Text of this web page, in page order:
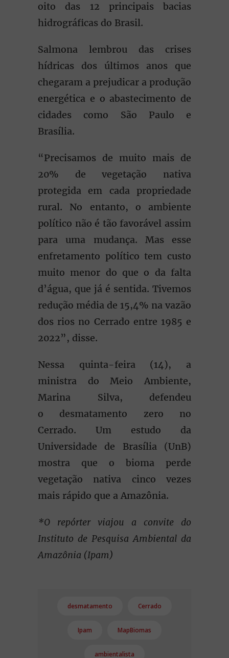
oito das 12 principais bacias
hidrográficas do Brasil.
Salmona lembrou das crises
hídricas dos últimos anos que
chegaram a prejudicar a produção
energética e o abastecimento de
cidades como São Paulo e
Brasília.
“Precisamos de muito mais de
20% de vegetação nativa
protegida em cada propriedade
rural. No entanto, o ambiente
político não é tão favorável assim
para uma mudança. Mas esse
enfretamento político tem custo
muito menor do que o da falta
d’água, que já é sentida. Tivemos
redução média de 15,4% na vazão
dos rios no Cerrado entre 1985 e
2022”, disse.
Nessa quinta-feira (14), a
ministra do Meio Ambiente,
Marina Silva, defendeu
o desmatamento zero no
Cerrado. Um estudo da
Universidade de Brasília (UnB)
mostra que o bioma perde
vegetação nativa cinco vezes
mais rápido que a Amazônia.
*O repórter viajou a convite do
Instituto de Pesquisa Ambiental da
Amazônia (Ipam)
desmatamento Cerrado
Ipam MapBiomas
ambientalista